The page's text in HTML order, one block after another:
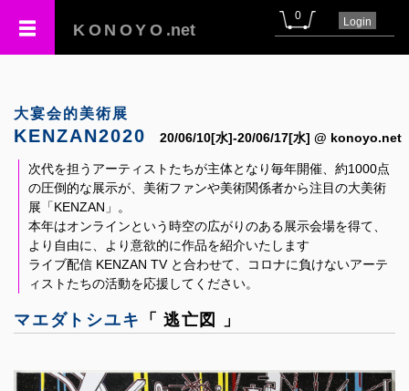
KONOYO .net
0 Login
大宴会的美術展
KENZAN2020 20/06/10[水]-20/06/17[水] @ konoyo.net
次代を担うアーティストたちが主体となり毎年開催、約1000点
の圧倒的な展示が、美術ファンや美術関係者から注目の大美術
展「KENZAN」。
本年はオンラインという時空の広がりのある展示会場を得て、
より自由に、より意欲的に作品を紹介いたします
ライブ配信 KENZAN TV と合わせて、コロナに負けないアーテ
ィストたちの活動を応援してください。
マエダトシユキ 「 逃亡図 」